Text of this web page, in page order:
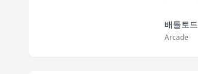
배틀토드
Arcade